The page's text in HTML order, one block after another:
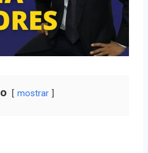
mostrar